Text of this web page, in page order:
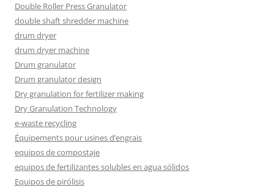
Double Roller Press Granulator
double shaft shredder machine
drum dryer
drum dryer machine
Drum granulator
Drum granulator design
Dry granulation for fertilizer making
Dry Granulation Technology
e-waste recycling
Équipements pour usines d’engrais
equipos de compostaje
equipos de fertilizantes solubles en agua sólidos
Equipos de pirólisis